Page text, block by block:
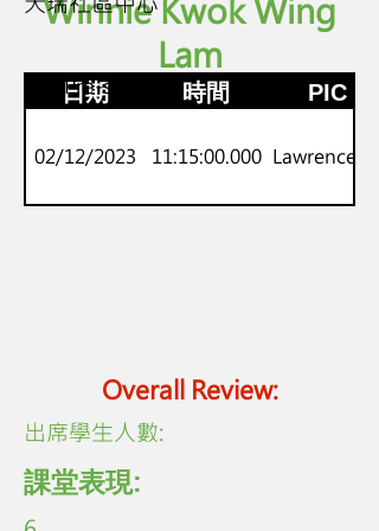
Winnie Kwok Wing
Lam
日期 時間 PIC
02/12/2023 11:15:00.000 Lawrence Lo
Overall Review:
劍橋Pre-starters
​出席學生人數:
課堂表現: